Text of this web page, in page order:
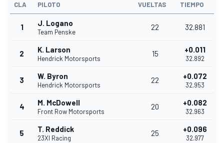
CLA PILOTO VUELTAS TIEMPO
1 J. Logano
Team Penske
22 32.881
2 K. Larson
Hendrick Motorsports
15 +0.011
32.892
3 W. Byron
Hendrick Motorsports
22 +0.072
32.953
4 M. McDowell
Front Row Motorsports
20 +0.082
32.963
5 T. Reddick
23XI Racing
25 +0.096
32.977